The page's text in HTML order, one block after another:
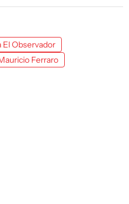
El Observador
Ferraro